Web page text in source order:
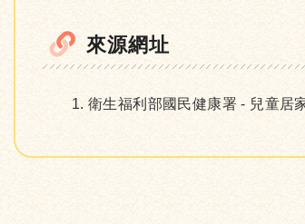
來源網址
衛生福利部國民健康署 - 兒童居